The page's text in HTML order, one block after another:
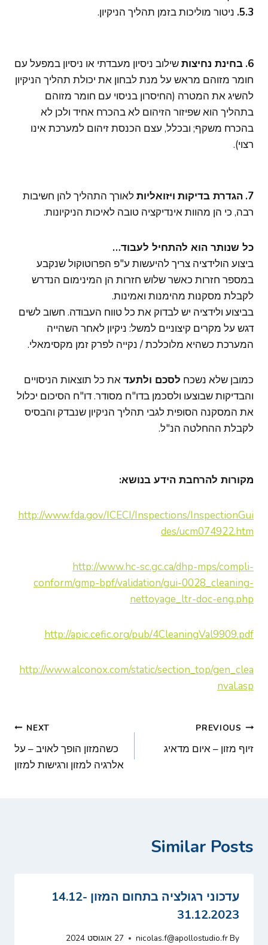
5.3. ניטור מוליכות בזמן תהליך הניקיון.
6. בחינת נחיצותשילוב ניסיון מעבדתי או ניסיון במפעל עם
חומר מזוהם מראש על מנת לבחון את יכולת תהליך הניקיון
להשיג את המטרה (החיסרון בניסוי עם חומר מזוהם
בתהליך הוא שפיזור הזיהום לא בהכרח אחיד ולכן לא
בהכרח משקף; ובכלל, עצם הכנסת זיהום למערכת אינו
רצוי).
7. הגדרת בדיקות ויזואליותלאורך התהליך להן חשיבות
רבה, כי הן מהוות אינדיקציה טובה לאיכות הניקיונות.
כל שנותר הוא להתחיל לעבוד…
ביצוע הולידציה צריך להיעשות ע"פ הפרוטוקול שנקבע
במספר חזרות כאשר שלוש חזרות הן המינימום הנדרש
לקבלת מסקנות מהימנות ואמינות.
בביצוע ולידציה יש לבדוק את כל טווח העבודה. חשוב לשים
דגש על מקרים קיצוניים למשל: ניקיון לאחר השהייה
המערכת כשהיא מלוכלכת / נקייה לפרק זמן מקסימאלי.
כמובן שלא נשכח לסכם ולתעדאת כל תוצאות הניסויים
והבדיקות שבוצעו ולסכמן בדו"ח מסודר. דו"ח הסיכום יכלול
את המסקנה הסופית לגבי תהליך הניקיון שנבדק והבסיס
לקבלת ההחלטה הנ"ל.
מקורות להרחבת הידע בנושא:
http://www.fda.gov/ICECI/Inspections/InspectionGui
des/ucm074922.htm
http://www.hc-sc.gc.ca/dhp-mps/compli-
conform/gmp-bpf/validation/gui-0028_cleaning-
nettoyage_ltr-doc-eng.php
http://apic.cefic.org/pub/4CleaningVal9909.pdf
http://www.alconox.com/static/section_top/gen_clea
nval.asp
ניווט
PREVIOUS
זיוף מזון – איום מדאיג
NEXT
כשהמזון הופך לאויב – על
אלרגיה למזון ורגישות למזון
Similar Posts
עדכוני רגולציה בתחום המזון 14.12-
31.12.2023
By
nicolas.f@apollostudio.fr 27 אוגוסט 2024